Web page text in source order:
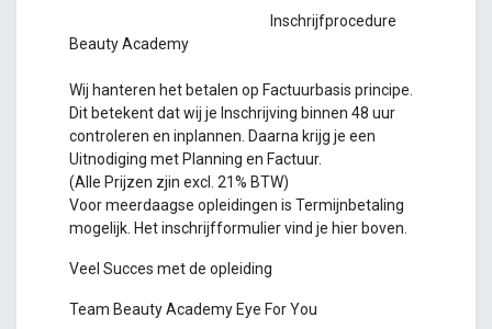
Inschrijfprocedure
Beauty Academy
Wij hanteren het betalen op Factuurbasis principe.
Dit betekent dat wij je Inschrijving binnen 48 uur
controleren en inplannen. Daarna krijg je een
Uitnodiging met Planning en Factuur.
(Alle Prijzen zjin excl. 21% BTW)
Voor meerdaagse opleidingen is Termijnbetaling
mogelijk. Het inschrijfformulier vind je hier boven.
Veel Succes met de opleiding
Team Beauty Academy Eye For You